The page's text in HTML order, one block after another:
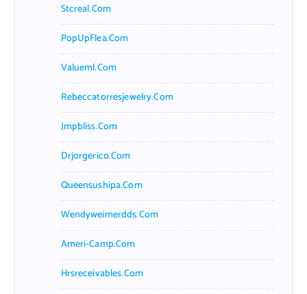
Stcreal.com
PopUpFlea.com
Valueml.com
Rebeccatorresjewelry.com
Jmpbliss.com
Drjorgerico.com
Queensushipa.com
Wendyweimerdds.com
Ameri-Camp.com
Hrsreceivables.com